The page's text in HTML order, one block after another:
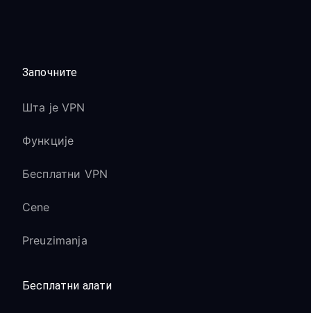
Започните
Шта је VPN
Функције
Бесплатни VPN
Cene
Preuzimanja
Бесплатни алати